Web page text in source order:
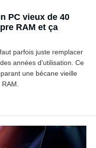
PC vieux de 40
RAM et ça
parfois juste remplacer
années d'utilisation. Ce
une bécane vieille